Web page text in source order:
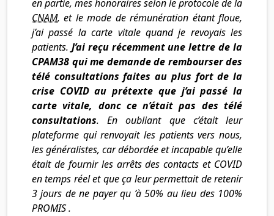
en partie, mes honoraires selon le protocole de la
CNAM, et le mode de rémunération étant floue,
j’ai passé la carte vitale quand je revoyais les
patients. J’ai reçu récemment une lettre de la
CPAM38 qui me demande de rembourser des
télé consultations faites au plus fort de la
crise COVID au prétexte que j’ai passé la
carte vitale, donc ce n’était pas des télé
consultations. En oubliant que c’était leur
plateforme qui renvoyait les patients vers nous,
les généralistes, car débordée et incapable qu’elle
était de fournir les arrêts des contacts et COVID
en temps réel et que ça leur permettait de retenir
3 jours de ne payer qu ’à 50% au lieu des 100%
PROMIS .